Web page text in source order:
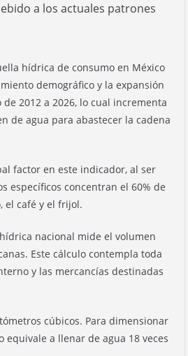
a los actuales patrones
hídrica de consumo en México
demográfico y la expansión
2012 a 2026, lo cual incrementa
de agua para abastecer la cadena
factor en este indicador, al ser
específicos concentran el 60% de
el café y el frijol.
nacional mide el volumen
Este cálculo contempla toda
y las mercancías destinadas
cúbicos. Para dimensionar
a llenar de agua 18 veces